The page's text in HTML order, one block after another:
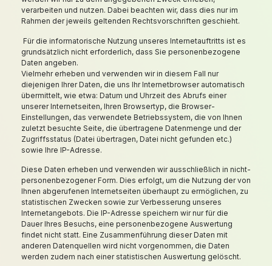
verarbeiten und nutzen. Dabei beachten wir, dass dies nur im
Rahmen der jeweils geltenden Rechtsvorschriften geschieht.
Für die informatorische Nutzung unseres Internetauftritts ist es
grundsätzlich nicht erforderlich, dass Sie personenbezogene
Daten angeben.
Vielmehr erheben und verwenden wir in diesem Fall nur
diejenigen Ihrer Daten, die uns Ihr Internetbrowser automatisch
übermittelt, wie etwa: Datum und Uhrzeit des Abrufs einer
unserer Internetseiten, Ihren Browsertyp, die Browser-
Einstellungen, das verwendete Betriebssystem, die von Ihnen
zuletzt besuchte Seite, die übertragene Datenmenge und der
Zugriffsstatus (Datei übertragen, Datei nicht gefunden etc.)
sowie Ihre IP-Adresse.
Diese Daten erheben und verwenden wir ausschließlich in nicht-
personenbezogener Form. Dies erfolgt, um die Nutzung der von
Ihnen abgerufenen Internetseiten überhaupt zu ermöglichen, zu
statistischen Zwecken sowie zur Verbesserung unseres
Internetangebots. Die IP-Adresse speichern wir nur für die
Dauer Ihres Besuchs, eine personenbezogene Auswertung
findet nicht statt. Eine Zusammenführung dieser Daten mit
anderen Datenquellen wird nicht vorgenommen, die Daten
werden zudem nach einer statistischen Auswertung gelöscht.